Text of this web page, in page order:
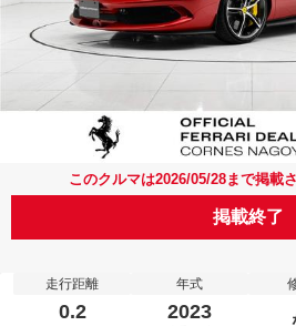
このクルマは2026/05/28まで掲載
掲載終了
走行距離
0.2
年式
2023